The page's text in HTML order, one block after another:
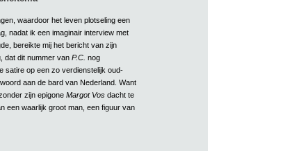
waardoor het leven plotseling een
nadat ik een imaginair interview met
bereikte mij het bericht van zijn
dat dit nummer van P.C. nog
satire op een zo verdienstelijk oud-
aan de bard van Nederland. Want
zijn epigone Margot Vosdacht te
een waarlijk groot man, een figuur van